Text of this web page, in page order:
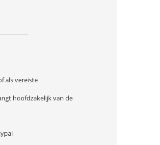
als vereiste
hoofdzakelijk van de
Union Paypal